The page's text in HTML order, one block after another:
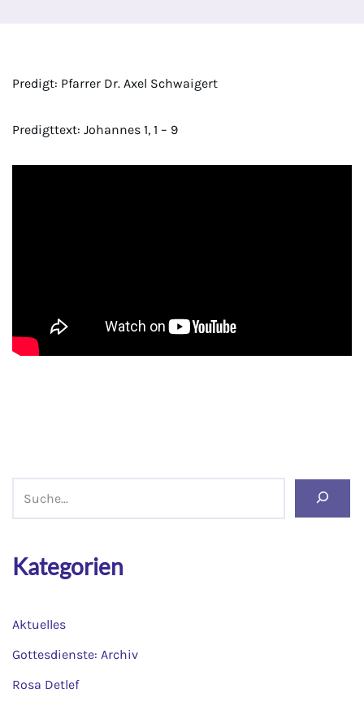
Predigt: Pfarrer Dr. Axel Schwaigert
Predigttext: Johannes 1, 1 – 9
Kategorien
Aktuelles
Gottesdienste: Archiv
Rosa Detlef